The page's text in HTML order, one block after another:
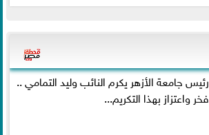
رئيس جامعة الأزهر يكرم النائب وليد التمامي ..
فخر واعتزاز بهذا التكريم...